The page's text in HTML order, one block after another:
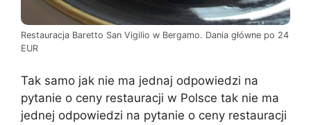
Restauracja Baretto San Vigilio w Bergamo. Dania główne po 24
EUR
Tak samo jak nie ma jednaj odpowiedzi na
pytanie o ceny restauracji w Polsce tak nie ma
jednej odpowiedzi na pytanie o ceny restauracji